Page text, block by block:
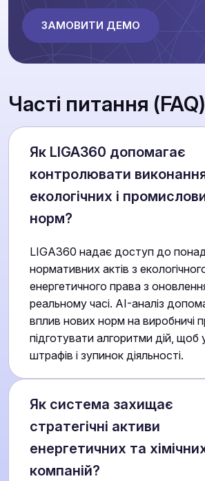
ЗАМОВИТИ ДЕМО
Часті питання (FAQ)
Як LIGA360 допомагає
контролювати
екологічних і
норм?
LIGA360 надає доступ до
нормативних актів з
енергетичного права з
реальному часі. AI-аналіз
вплив нових норм на виробничі
підготувати алгоритми дій, щоб
штрафів і зупинок діяльності.
Як система захищає
стратегічні активи
енергетичних та
компаній?